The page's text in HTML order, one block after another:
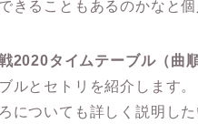
きることもあるのかなと
2020タイムテーブル（曲
ルとセトリを紹介します。
についても詳しく説明した